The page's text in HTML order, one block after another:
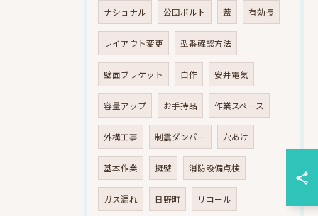
ナショナル 公団ボルト 蓋 有効長
レイアウト変更 型番確認方法
壁面ブラケット 自作 安井電気
容量アップ お手持品 作業スペース
外構工事 制震ダンパー 穴あけ
基本作業 擁壁 消防設備点検
ガス漏れ 日野町 リコール